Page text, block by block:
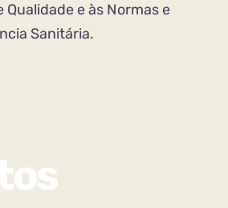
Qualidade e às Normas e
Sanitária.